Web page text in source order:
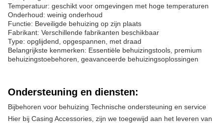
Temperatuur: geschikt voor omgevingen met hoge temperaturen
Onderhoud: weinig onderhoud
Functie: Beveiligde behuizing op zijn plaats
Fabrikant: Verschillende fabrikanten beschikbaar
Type: opglijdend, opgespannen, met draad
Belangrijkste kenmerken: Essentiële behuizingstools, premium
behuizingstoebehoren, geavanceerde behuizingsoplossingen
Ondersteuning en diensten:
Bijbehoren voor behuizing Technische ondersteuning en service
Hier bij Casing Accessories, zijn we toegewijd aan het leveren van